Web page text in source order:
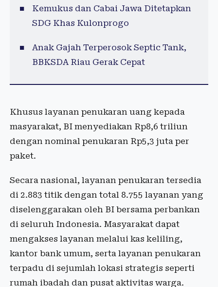
Kemukus dan Cabai Jawa Ditetapkan
SDG Khas Kulonprogo
Anak Gajah Terperosok Septic Tank,
BBKSDA Riau Gerak Cepat
Khusus layanan penukaran uang kepada
masyarakat, BI menyediakan Rp8,6 triliun
dengan nominal penukaran Rp5,3 juta per
paket.
Secara nasional, layanan penukaran tersedia
di 2.883 titik dengan total 8.755 layanan yang
diselenggarakan oleh BI bersama perbankan
di seluruh Indonesia. Masyarakat dapat
mengakses layanan melalui kas keliling,
kantor bank umum, serta layanan penukaran
terpadu di sejumlah lokasi strategis seperti
rumah ibadah dan pusat aktivitas warga.